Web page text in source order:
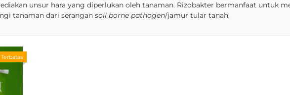
unsur hara yang diperlukan oleh tanaman. Rizobakter bermanfaat untuk
tanaman dari serangan soil borne pathogen/jamur tular tanah.